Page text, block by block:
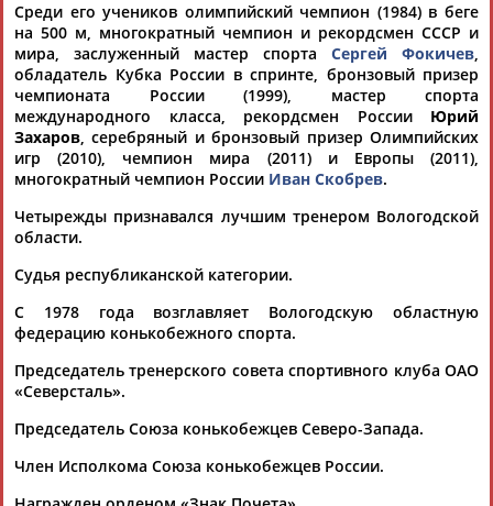
Заслуженный тренер СССРАлександр Калининумер на 81-
м году жизни. Об этом сообщил президент Союза
конькобежцев России Ник... ...советский и российский
тренерАлександр Александрович Калинин, воспитавший
олимпийского чемпиона 1984 года Сергея...
(Проект:Информационное агентство СТАДИОН)
06.06.2025
Александр Любимов: Рецепт завоевания медали найдет
АлександрХарченко, ни олимпийский чемпион 1984 года
Сергей... ...чемпион 1984 года Сергей Фокичев, ни его
спортивные, понимающие в...
16.02.2022
Лины
...Кулижникова. А также Артёма Арефьева, которого воспитал
мире...
13.02.2021
Среди его учеников олимпийский чемпион (1984) в беге
на 500 м, многократный чемпион и рекордсмен СССР и
мира, заслуженный мастер спорта Сергей Фокичев,
обладатель Кубка России в спринте, бронзовый призер
чемпионата России (1999), мастер спорта
международного класса, рекордсмен России Юрий
Захаров, серебряный и бронзовый призер Олимпийских
игр (2010), чемпион мира (2011) и Европы (2011),
многократный чемпион России Иван Скобрев.
Четырежды признавался лучшим тренером Вологодской
области.
Судья республиканской категории.
С 1978 года возглавляет Вологодскую областную
федерацию конькобежного спорта.
Председатель тренерского совета спортивного клуба ОАО
«Северсталь».
Председатель Союза конькобежцев Северо-Запада.
Член Исполкома Союза конькобежцев России.